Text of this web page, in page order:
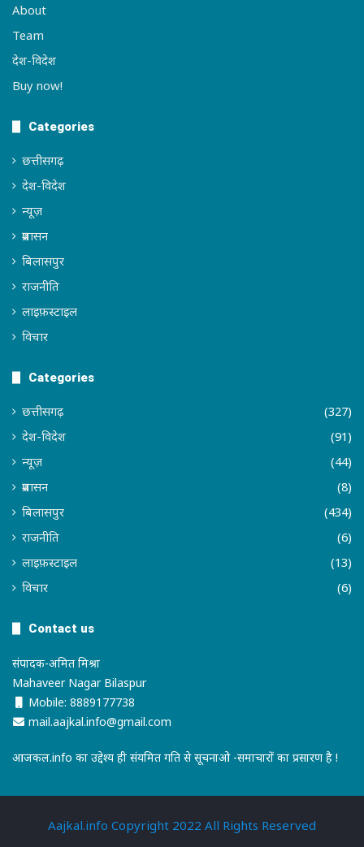
About
Team
देश-विदेश
Buy now!
Categories
छत्तीसगढ़
देश-विदेश
न्यूज़
प्रशासन
बिलासपुर
राजनीति
लाइफ़स्टाइल
विचार
Categories
छत्तीसगढ़
(327)
देश-विदेश
(91)
न्यूज़
(44)
प्रशासन
(8)
बिलासपुर
(434)
राजनीति
(6)
लाइफ़स्टाइल
(13)
विचार
(6)
Contact us
संपादक-अमित मिश्रा
Mahaveer Nagar Bilaspur
Mobile: 8889177738
mail.aajkal.info@gmail.com
आजकल.info का उद्देश्य ही संयमित गति से सूचनाओ -समाचारों का प्रसारण है !
Aajkal.info Copyright 2022 All Rights Reserved